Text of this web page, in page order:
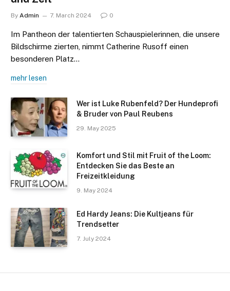
By Admin 7. March 2024 0
Im Pantheon der talentierten Schauspielerinnen, die unsere
Bildschirme zierten, nimmt Catherine Rusoff einen
besonderen Platz…
mehr lesen
Wer ist Luke Rubenfeld? Der Hundeprofi
& Bruder von Paul Reubens
29. May 2025
Komfort und Stil mit Fruit of the Loom:
Entdecken Sie das Beste an
Freizeitkleidung
9. May 2024
Ed Hardy Jeans: Die Kultjeans für
Trendsetter
7. July 2024